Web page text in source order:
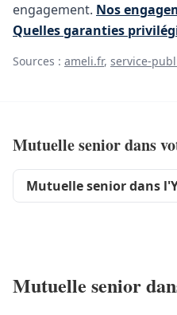
engagement. Nos
Quelles garanties
Sources : ameli.fr, service-
Mutuelle senior dans
Mutuelle senior dans
Mutuelle senior